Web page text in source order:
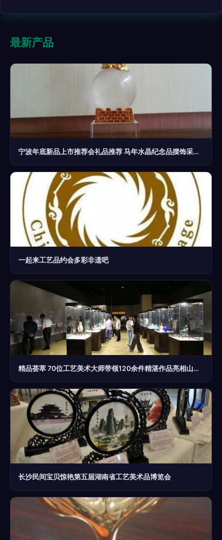
最新产品
宁波年底新品上市推荐会礼品推荐 马年水晶纪念品摆饰采购指南
一起来工艺品约会多彩非遗吧
精品荟萃 70位工艺美术大师带领120余件精湛作品亮相山东博物馆
长沙民间宝贝惊艳第五届湖南省工艺美术品博览会